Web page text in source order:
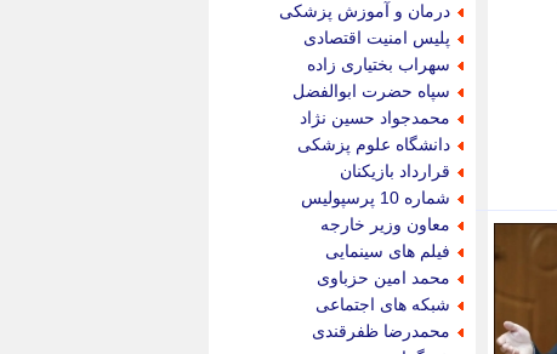
درمان و آموزش پزشکی
پلیس امنیت اقتصادی
سهراب بختیاری زاده
سپاه حضرت ابوالفضل
محمدجواد حسین نژاد
دانشگاه علوم پزشکی
قرارداد بازیکنان
شماره 10 پرسپولیس
معاون وزیر خارجه
فیلم های سینمایی
محمد امین حزباوی
شبکه های اجتماعی
محمدرضا ظفرقندی